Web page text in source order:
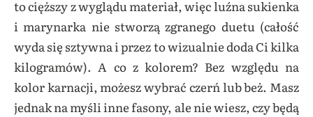
to cięższy z wyglądu materiał, więc luźna sukienka
i marynarka nie stworzą zgranego duetu (całość
wyda się sztywna i przez to wizualnie doda Ci kilka
kilogramów). A co z kolorem? Bez względu na
kolor karnacji, możesz wybrać czerń lub beż. Masz
jednak na myśli inne fasony, ale nie wiesz, czy będą